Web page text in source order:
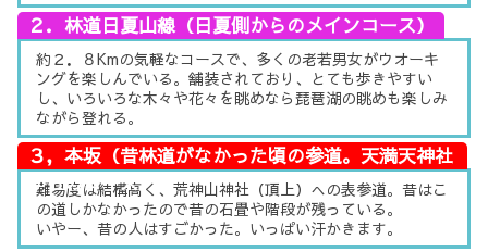
２．林道日夏山線（日夏側からのメインコース）
約２．８Kmの気軽なコースで、多くの老若男女がウオーキ
ングを楽しんでいる。舗装されており、とても歩きやすい
し、いろいろな木々や花々を眺めなら琵琶湖の眺めも楽しみ
ながら登れる。
３，本坂（昔林道がなかった頃の参道。天満天神社
からのコース）
難易度は結構高く、荒神山神社（頂上）への表参道。昔はこ
の道しかなかったので昔の石畳や階段が残っている。
いやー、昔の人はすごかった。いっぱい汗かきます。